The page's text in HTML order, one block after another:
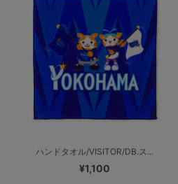
ハンドタオル/VISITOR/DB.ス...
¥1,100